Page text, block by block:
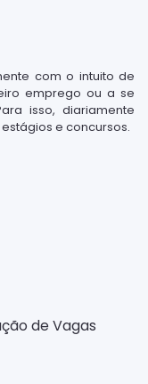
com o intuito de
emprego ou a se
isso, diariamente
e concursos.
de Vagas